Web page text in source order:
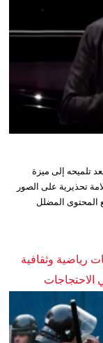
تلميحه إلى ميزة
تحذيرية على الصور
المحتوى المضلل
رياضية وثقافية
الاحتجاجات